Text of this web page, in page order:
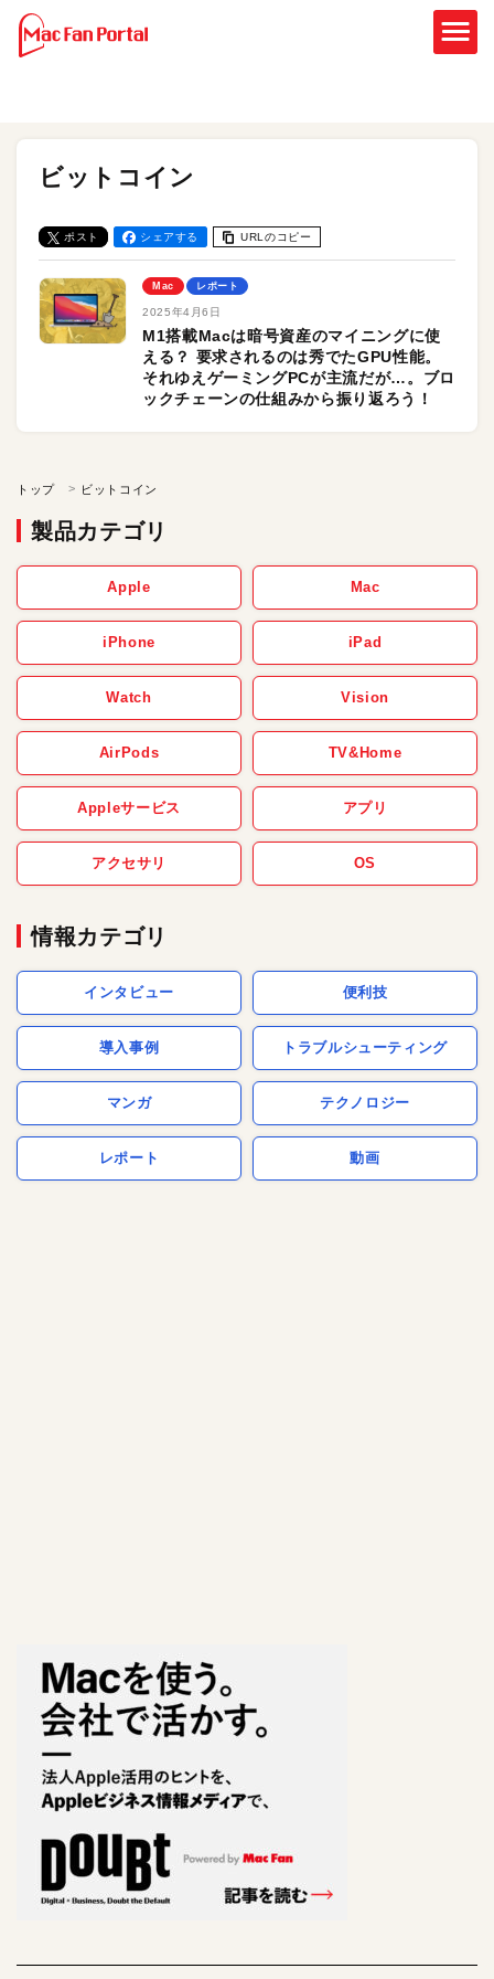
ビットコイン
ポスト シェアする URLのコピー
Mac レポート
2025年4月6日
M1搭載Macは暗号資産のマイニングに使
える？ 要求されるのは秀でたGPU性能。
それゆえゲーミングPCが主流だが…。ブロ
ックチェーンの仕組みから振り返ろう！
トップ ビットコイン
製品カテゴリ
Apple Mac
iPhone iPad
Watch Vision
AirPods TV&Home
Appleサービス アプリ
アクセサリ OS
情報カテゴリ
インタビュー 便利技
導入事例 トラブルシューティング
マンガ テクノロジー
レポート 動画